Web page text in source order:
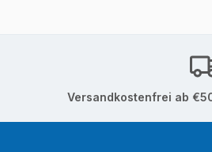
Versandkostenfrei ab